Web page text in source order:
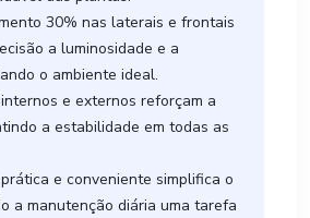
30% nas laterais e frontais
a luminosidade e a
o ambiente ideal.
e externos reforçam a
a estabilidade em todas as
e conveniente simplifica o
a manutenção diária uma tarefa